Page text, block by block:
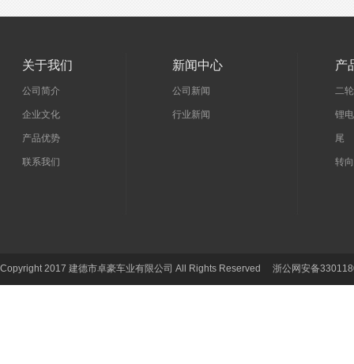
关于我们
公司简介
企业文化
产品优势
联系我们
新闻中心
公司新闻
行业新闻
产
二
锂
尾
转
Copyright 2017 建德市卓豪车业有限公司 All Rights Reserved 浙公网安备